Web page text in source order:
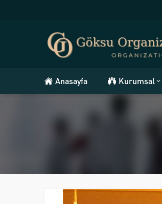
Anasayfa Kurumsal